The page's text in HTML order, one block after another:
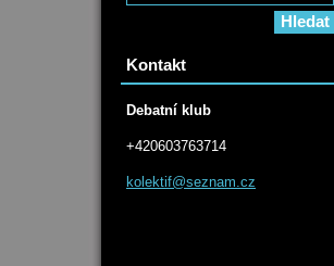
Kontakt
Debatní klub
+420603763714
kolektif@seznam.cz